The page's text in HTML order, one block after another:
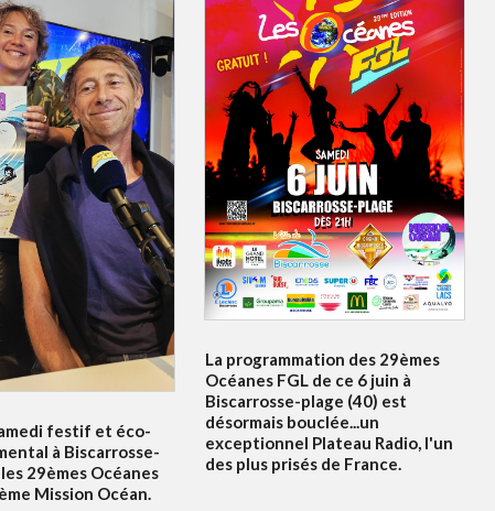
festif et éco-
à Biscarrosse-
29èmes Océanes
Mission Océan.
La programmation des 29èmes
Océanes FGL de ce 6 juin à
Biscarrosse-plage (40) est
désormais bouclée...un
exceptionnel Plateau Radio, l'un
des plus prisés de France.